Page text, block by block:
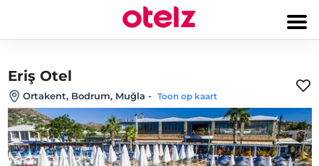
Eriş Otel
Ortakent, Bodrum, Muğla - Toon op kaart